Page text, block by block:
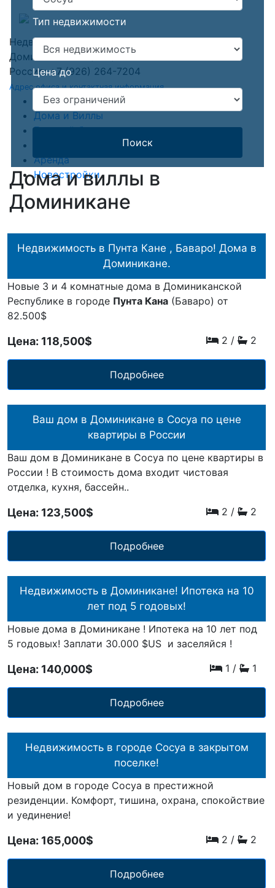
Недвижимость в Доминикане
Доминикана: +1 (809) 903-3000
Россия: +7 (926) 264-7204
Адрес офиса и контактная информация
Квартиры
Дома и Виллы
Готовый бизнес
Аренда
Новостройки
Тип недвижимости
Цена до
Поиск
Дома и виллы в
Доминикане
Недвижимость в Пунта Кане , Баваро! Дома в
Доминикане.
Новые 3 и 4 комнатные дома в Доминиканской
Республике в городе Пунта Кана (Баваро) от
82.500$
2 / 2
Цена: 118,500$
Подробнее
Ваш дом в Доминикане в Сосуа по цене
квартиры в России
Ваш дом в Доминикане в Сосуа по цене квартиры в
России ! В стоимость дома входит чистовая
отделка, кухня, бассейн..
2 / 2
Цена: 123,500$
Подробнее
Недвижимость в Доминикане! Ипотека на 10
лет под 5 годовых!
Новые дома в Доминикане ! Ипотека на 10 лет под
5 годовых! Заплати 30.000 $US и заселяйся !
1 / 1
Цена: 140,000$
Подробнее
Недвижимость в городе Сосуа в закрытом
поселке!
Новый дом в городе Сосуа в престижной
резиденции. Комфорт, тишина, охрана, спокойствие
и уединение!
2 / 2
Цена: 165,000$
Подробнее